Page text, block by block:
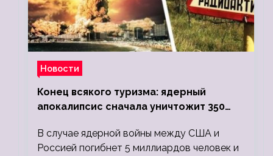
Новости
Конец всякого туризма: ядерный
апокалипсис сначала уничтожит 350
людей
В случае ядерной войны между США и
Россией погибнет 5 миллиардов человек и